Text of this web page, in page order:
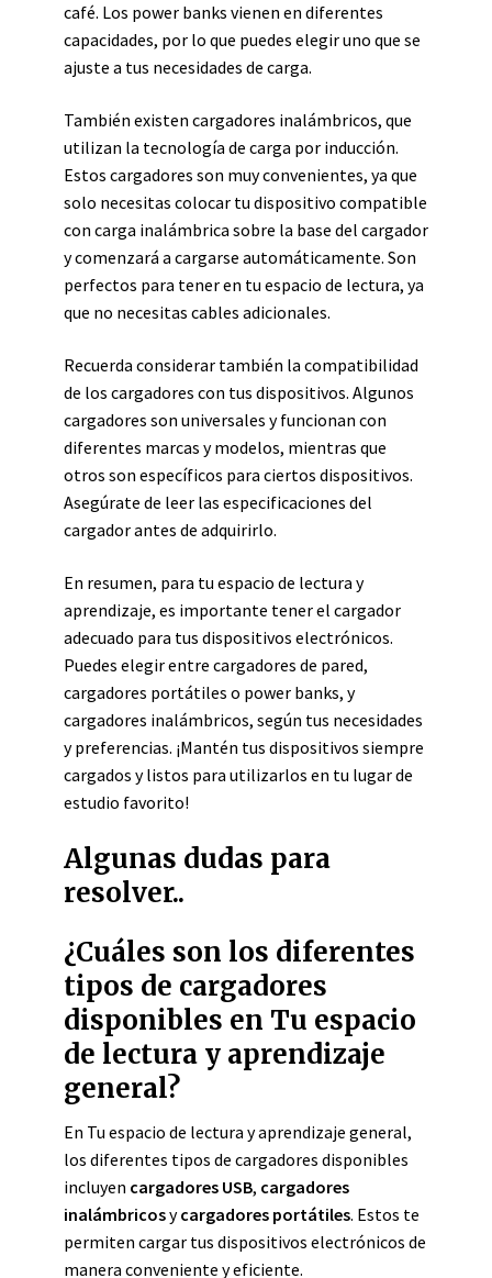
café. Los power banks vienen en diferentes
capacidades, por lo que puedes elegir uno que se
ajuste a tus necesidades de carga.
También existen cargadores inalámbricos, que
utilizan la tecnología de carga por inducción.
Estos cargadores son muy convenientes, ya que
solo necesitas colocar tu dispositivo compatible
con carga inalámbrica sobre la base del cargador
y comenzará a cargarse automáticamente. Son
perfectos para tener en tu espacio de lectura, ya
que no necesitas cables adicionales.
Recuerda considerar también la compatibilidad
de los cargadores con tus dispositivos. Algunos
cargadores son universales y funcionan con
diferentes marcas y modelos, mientras que
otros son específicos para ciertos dispositivos.
Asegúrate de leer las especificaciones del
cargador antes de adquirirlo.
En resumen, para tu espacio de lectura y
aprendizaje, es importante tener el cargador
adecuado para tus dispositivos electrónicos.
Puedes elegir entre cargadores de pared,
cargadores portátiles o power banks, y
cargadores inalámbricos, según tus necesidades
y preferencias. ¡Mantén tus dispositivos siempre
cargados y listos para utilizarlos en tu lugar de
estudio favorito!
Algunas dudas para
resolver..
¿Cuáles son los diferentes
tipos de cargadores
disponibles en Tu espacio
de lectura y aprendizaje
general?
En Tu espacio de lectura y aprendizaje general,
los diferentes tipos de cargadores disponibles
incluyen cargadores USB, cargadores
inalámbricosycargadores portátiles. Estos te
permiten cargar tus dispositivos electrónicos de
manera conveniente y eficiente.